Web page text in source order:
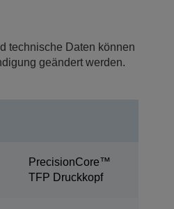
technische Daten können
geändert werden.
PrecisionCore™
TFP Druckkopf